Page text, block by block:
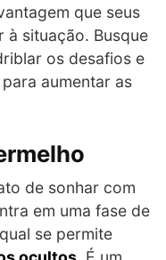
que seus
situação. Busque
os desafios e
aumentar as
de sonhar com
em uma fase de
se permite